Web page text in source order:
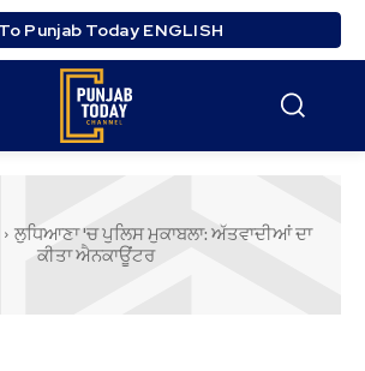
Punjab Today ENGLISH
ਲੁਧਿਆਣਾ 'ਚ ਪੁਲਿਸ ਮੁਕਾਬਲਾ: ਅੱਤਵਾਦੀਆਂ ਦਾ
ਕੀਤਾ ਐਨਕਾਊਂਟਰ